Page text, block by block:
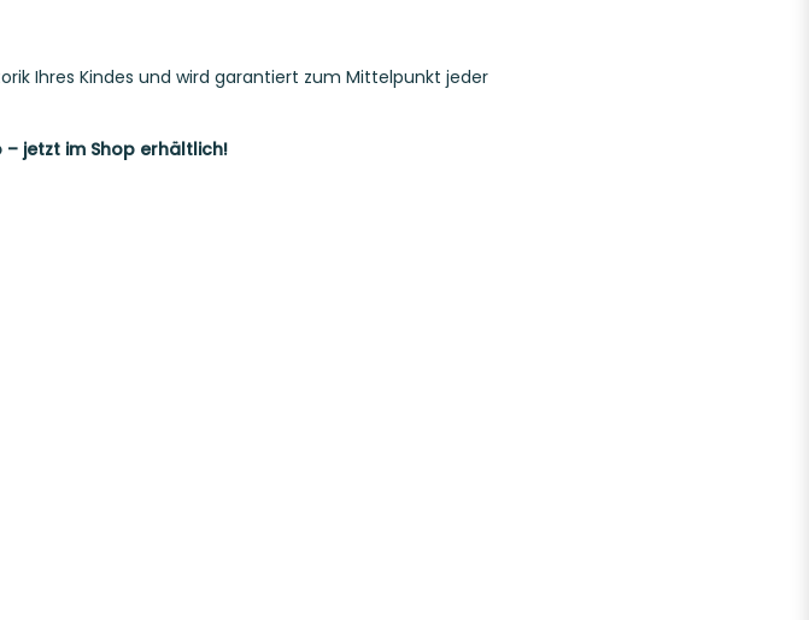
Ihres Kindes und wird garantiert zum Mittelpunkt jeder
– jetzt im Shop erhältlich!